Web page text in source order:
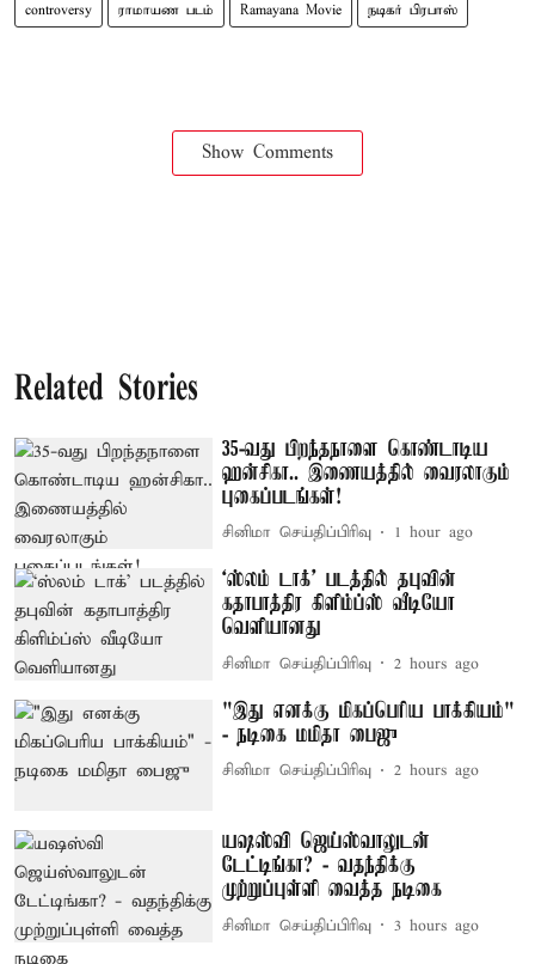
controversy ராமாயண படம் Ramayana Movie நடிகர் பிரபாஸ்
Show Comments
Related Stories
35-வது பிறந்தநாளை கொண்டாடிய
ஹன்சிகா.. இணையத்தில் வைரலாகும்
புகைப்படங்கள்!
சினிமா செய்திப்பிரிவு 1 hour ago
‘ஸ்லம் டாக்’ படத்தில் தபுவின்
கதாபாத்திர கிளிம்ப்ஸ் வீடியோ
வெளியானது
சினிமா செய்திப்பிரிவு 2 hours ago
"இது எனக்கு மிகப்பெரிய பாக்கியம்"
- நடிகை மமிதா பைஜு
சினிமா செய்திப்பிரிவு 2 hours ago
யஷஸ்வி ஜெய்ஸ்வாலுடன்
டேட்டிங்கா? - வதந்திக்கு
முற்றுப்புள்ளி வைத்த நடிகை
சினிமா செய்திப்பிரிவு 3 hours ago